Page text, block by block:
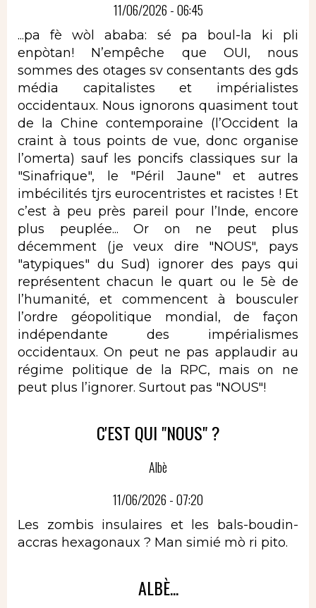
11/06/2026 - 06:45
...pa fè wòl ababa: sé pa boul-la ki pli
enpòtan! N’empêche que OUI, nous
sommes des otages sv consentants des gds
média capitalistes et impérialistes
occidentaux. Nous ignorons quasiment tout
de la Chine contemporaine (l’Occident la
craint à tous points de vue, donc organise
l’omerta) sauf les poncifs classiques sur la
"Sinafrique", le "Péril Jaune" et autres
imbécilités tjrs eurocentristes et racistes ! Et
c’est à peu près pareil pour l’Inde, encore
plus peuplée... Or on ne peut plus
décemment (je veux dire "NOUS", pays
"atypiques" du Sud) ignorer des pays qui
représentent chacun le quart ou le 5è de
l’humanité, et commencent à bousculer
l’ordre géopolitique mondial, de façon
indépendante des impérialismes
occidentaux. On peut ne pas applaudir au
régime politique de la RPC, mais on ne
peut plus l’ignorer. Surtout pas "NOUS"!
C'EST QUI "NOUS" ?
Albè
11/06/2026 - 07:20
Les zombis insulaires et les bals-boudin-
accras hexagonaux ? Man simié mò ri pito.
ALBÈ...